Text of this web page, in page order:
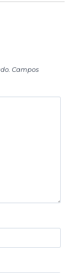
Campos